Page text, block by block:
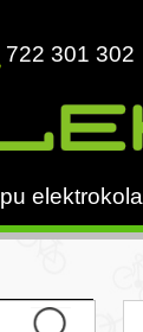
722 301 302
elektrokola